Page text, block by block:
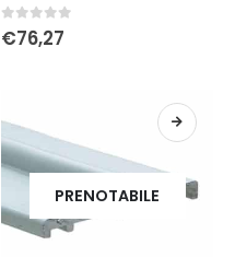
0Su 5
€76,27
PRENOTABILE